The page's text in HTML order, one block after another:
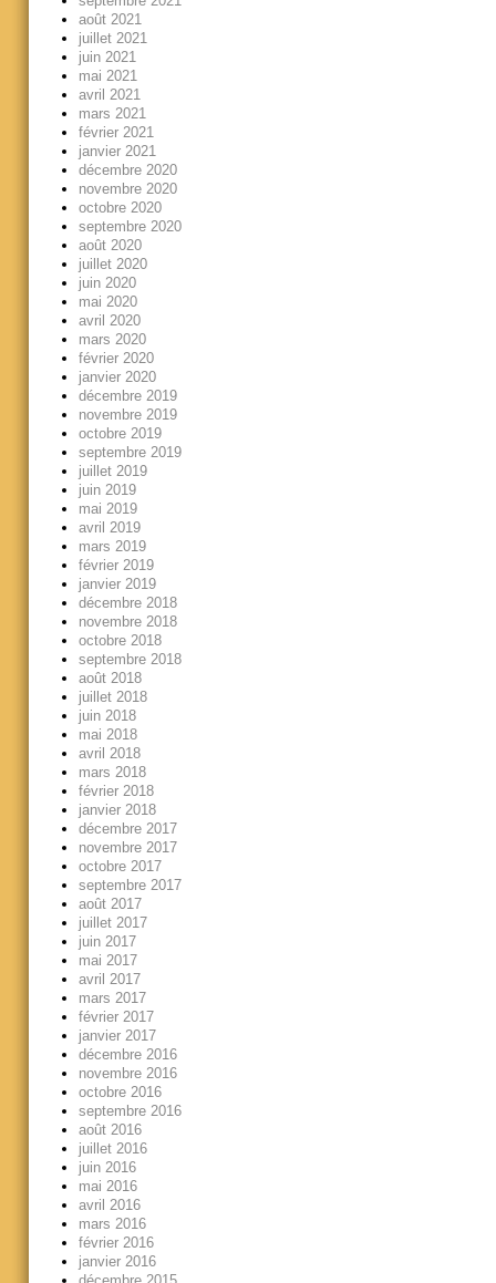
août 2021
juillet 2021
juin 2021
mai 2021
avril 2021
mars 2021
février 2021
janvier 2021
décembre 2020
novembre 2020
octobre 2020
septembre 2020
août 2020
juillet 2020
juin 2020
mai 2020
avril 2020
mars 2020
février 2020
janvier 2020
décembre 2019
novembre 2019
octobre 2019
septembre 2019
juillet 2019
juin 2019
mai 2019
avril 2019
mars 2019
février 2019
janvier 2019
décembre 2018
novembre 2018
octobre 2018
septembre 2018
août 2018
juillet 2018
juin 2018
mai 2018
avril 2018
mars 2018
février 2018
janvier 2018
décembre 2017
novembre 2017
octobre 2017
septembre 2017
août 2017
juillet 2017
juin 2017
mai 2017
avril 2017
mars 2017
février 2017
janvier 2017
décembre 2016
novembre 2016
octobre 2016
septembre 2016
août 2016
juillet 2016
juin 2016
mai 2016
avril 2016
mars 2016
février 2016
janvier 2016